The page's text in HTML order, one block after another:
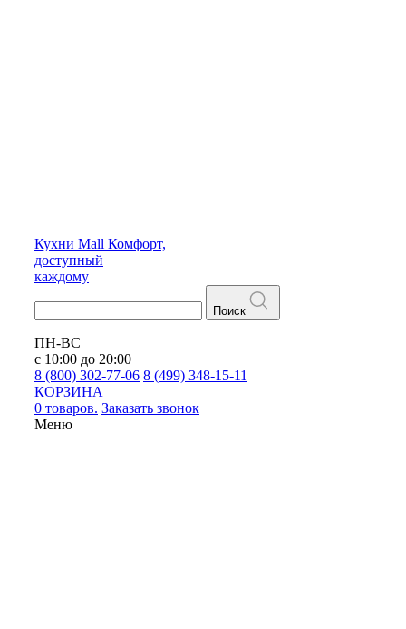
Кухни Mall Комфорт,
доступный
каждому
Поиск
ПН-ВС
с 10:00 до 20:00
8 (800) 302-77-06 8 (499) 348-15-11
КОРЗИНА
0 товаров. Заказать звонок
Меню